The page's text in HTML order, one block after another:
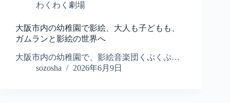
わくわく劇場
大阪市内の幼稚園で影絵、大人も子どもも、
ガムランと影絵の世界へ
大阪市内の幼稚園で、影絵音楽団くぷくぷ…
sozosha
2026年6月9日